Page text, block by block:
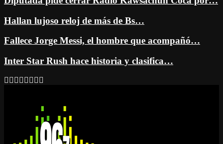
Hallan lujoso reloj de más de Bs…
Fallece Jorge Messi, el hombre que acompañó…
Inter Star Rush hace historia y clasifica…
Facebook
Twitter
Instagram
Youtube
Email
Twitch
Whatsapp